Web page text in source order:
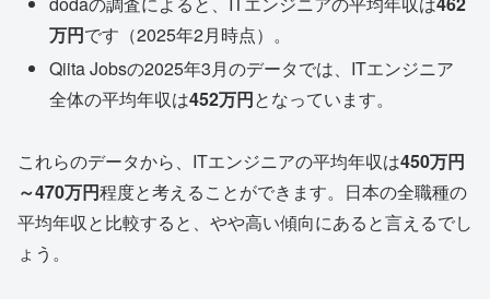
万円です（2025年2月時点）。
Qiita Jobsの2025年3月のデータでは、ITエンジニア
全体の平均年収は452万円となっています。
これらのデータから、ITエンジニアの平均年収は450万円
～470万円程度と考えることができます。日本の全職種の
平均年収と比較すると、やや高い傾向にあると言えるでし
ょう。